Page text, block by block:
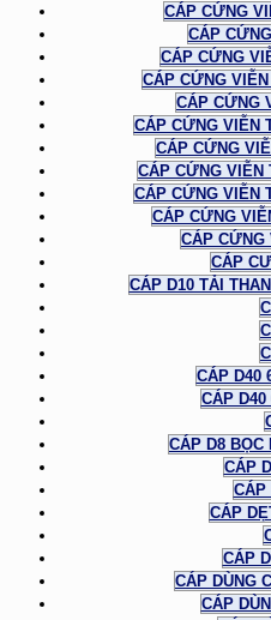
CÁP CỨNG
CÁP
CÁP CỨNG
CÁP CỨNG
CÁP CỨNG
CÁP CỨNG VIỄN
CÁP CỨNG
CÁP CỨNG VIỄN
CÁP CỨNG VIỄN
CÁP CỨNG
CÁP CỨNG
CÁP
CÁP D10 TẢI
CÁP D40
CÁP D40
CÁP D8 BỌC
CÁP
CÁP
CÁP
CÁP
CÁP DÙNG
CÁP